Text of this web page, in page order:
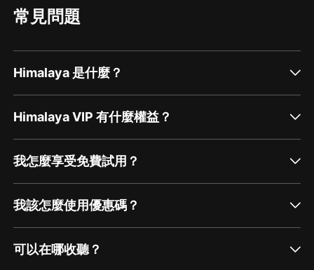
常見問題
Himalaya 是什麼？
Himalaya VIP 有什麼權益？
我怎麼享受免費試用？
我該怎麼使用優惠碼？
可以在哪收聽？